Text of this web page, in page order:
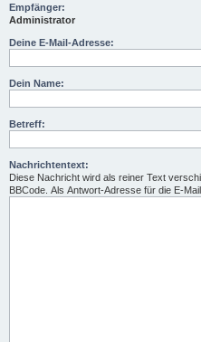
Empfänger:
Administrator
Deine E-Mail-Adresse:
Dein Name:
Betreff:
Nachrichtentext:
Diese Nachricht wird als reiner Text
BBCode. Als Antwort-Adresse für die E-